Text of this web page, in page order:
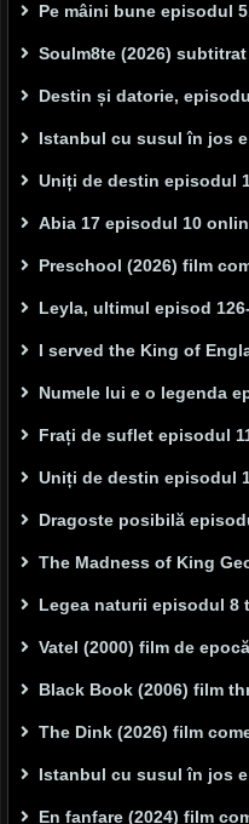
Pe mâini bune episodul
Soulm8te (2026)
Destin și datorie,
Istanbul cu susul în jos
Uniți de destin episodul
Abia 17 episodul 10
Preschool (2026) film
Leyla, ultimul episod
I served the King of
Numele lui e o legenda
Frați de suflet episodul
Uniți de destin episodul
Dragoste posibilă
The Madness of King
Legea naturii episodul 8
Vatel (2000) film de epocă
Black Book (2006) film
The Dink (2026) film
Istanbul cu susul în jos
En fanfare (2024) film